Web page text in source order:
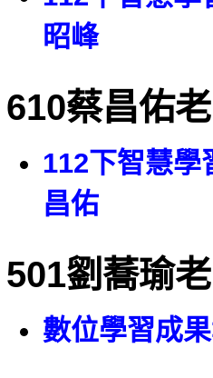
昭峰
610蔡昌佑
112下智慧學
昌佑
501劉蕎瑜
數位學習成